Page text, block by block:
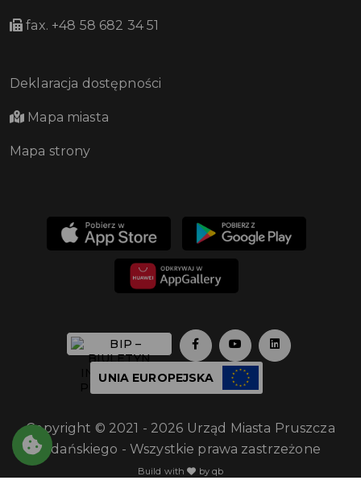
fax. +48 58 682 34 51
Deklaracja dostępności
Mapa miasta
Mapa strony
UNIA EUROPEJSKA
Copyright © 2021 - 2026 Urząd Miasta Pruszcza
Gdańskiego - Wszystkie prawa zastrzeżone
Build with by qb